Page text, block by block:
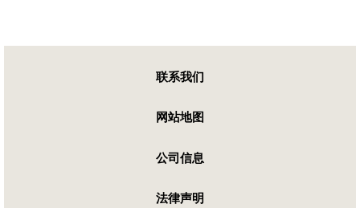
联系我们
网站地图
公司信息
法律声明